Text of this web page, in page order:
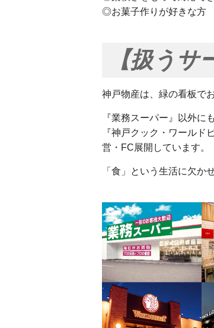
◎お菓子作りが好きな方
【扱うサ
神戸物産は、緑の看板で
『業務スーパー』以外に
『神戸クック・ワールド
営・FC展開しています。
「食」という生活に欠か